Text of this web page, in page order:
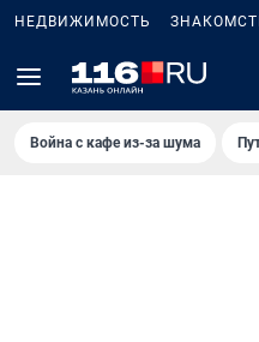
НЕДВИЖИМОСТЬ
Война с кафе из-за шума